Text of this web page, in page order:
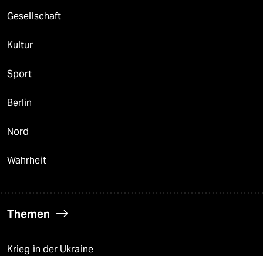
Gesellschaft
Kultur
Sport
Berlin
Nord
Wahrheit
Themen
Krieg in der Ukraine